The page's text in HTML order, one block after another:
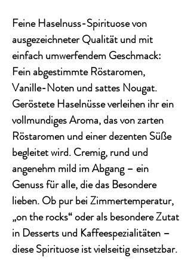
Feine Haselnuss-Spirituose von
ausgezeichneter Qualität und mit
einfach umwerfendem Geschmack:
Fein abgestimmte Röstaromen,
Vanille-Noten und sattes Nougat.
Geröstete Haselnüsse verleihen ihr ein
vollmundiges Aroma, das von zarten
Röstaromen und einer dezenten Süße
begleitet wird. Cremig, rund und
angenehm mild im Abgang – ein
Genuss für alle, die das Besondere
lieben. Ob pur bei Zimmertemperatur,
„on the rocks“ oder als besondere Zutat
in Desserts und Kaffeespezialitäten –
diese Spirituose ist vielseitig einsetzbar.